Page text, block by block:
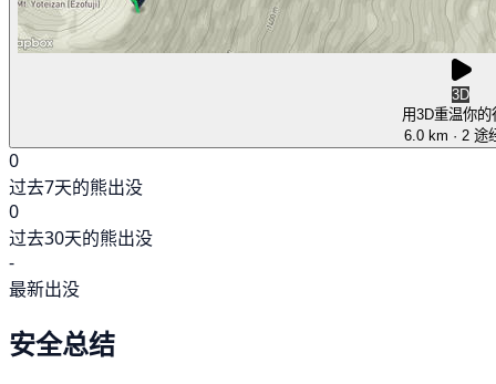
3D
用3D重温你的
6.0 km · 2 途
0
过去7天的熊出没
0
过去30天的熊出没
-
最新出没
安全总结